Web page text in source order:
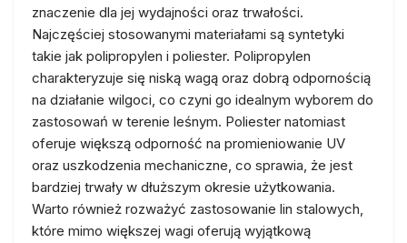
znaczenie dla jej wydajności oraz trwałości.
Najczęściej stosowanymi materiałami są syntetyki
takie jak polipropylen i poliester. Polipropylen
charakteryzuje się niską wagą oraz dobrą odpornością
na działanie wilgoci, co czyni go idealnym wyborem do
zastosowań w terenie leśnym. Poliester natomiast
oferuje większą odporność na promieniowanie UV
oraz uszkodzenia mechaniczne, co sprawia, że jest
bardziej trwały w dłuższym okresie użytkowania.
Warto również rozważyć zastosowanie lin stalowych,
które mimo większej wagi oferują wyjątkową